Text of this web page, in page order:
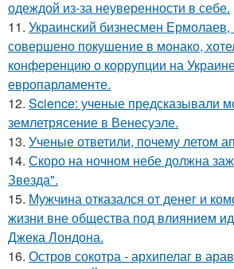
одеждой из-за неуверенности в себе.
11. Украинский бизнесмен Ермолаев,
совершено покушение в монако,
конференцию о коррупции на
европарламенте.
12. Science: ученые предсказывали
землетрясение в Венесуэле.
13. Ученые ответили, почему летом
14. Скоро на ночном небе должна
Звезда".
15. Мужчина отказался от денег и
жизни вне общества под влиянием
Джека Лондона.
16. Остров сокотра - архипелаг в